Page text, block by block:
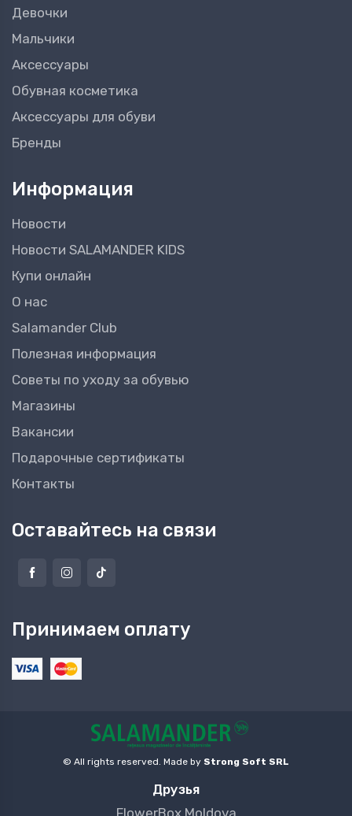
Девочки
Мальчики
Аксессуары
Обувная косметика
Аксессуары для обуви
Бренды
Информация
Новости
Новости SALAMANDER KIDS
Купи онлайн
О нас
Salamander Club
Полезная информация
Советы по уходу за обувью
Магазины
Вакансии
Подарочные сертификаты
Контакты
Оставайтесь на связи
Принимаем оплату
© All rights reserved. Made by Strong Soft SRL
Друзья